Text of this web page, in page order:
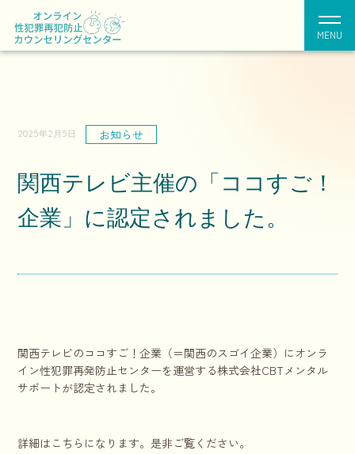
MENU
2025年2月5日 お知らせ
関西テレビ主催の「ココすご！
企業」に認定されました。
関西テレビのココすご！企業（＝関西のスゴイ企業）にオンラ
イン性犯罪再発防止センターを運営する株式会社CBTメンタル
サポートが認定されました。
詳細はこちらになります。是非ご覧ください。